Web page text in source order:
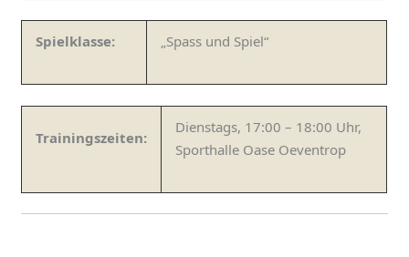
Spielklasse: „Spass und Spiel“
Trainingszeiten:
Dienstags, 17:00 – 18:00 Uhr,
Sporthalle Oase Oeventrop